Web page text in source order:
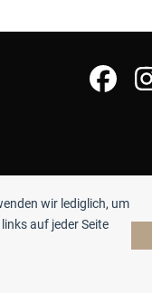
wir lediglich, um
auf jeder Seite